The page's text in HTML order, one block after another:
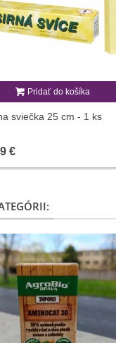
Pridať do košíka
sviečka 25 cm - 1 ks
€